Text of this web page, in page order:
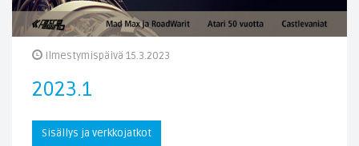
Ilmestymispäivä 15.3.2023
2023.1
Sisällys ja verkkojatkot